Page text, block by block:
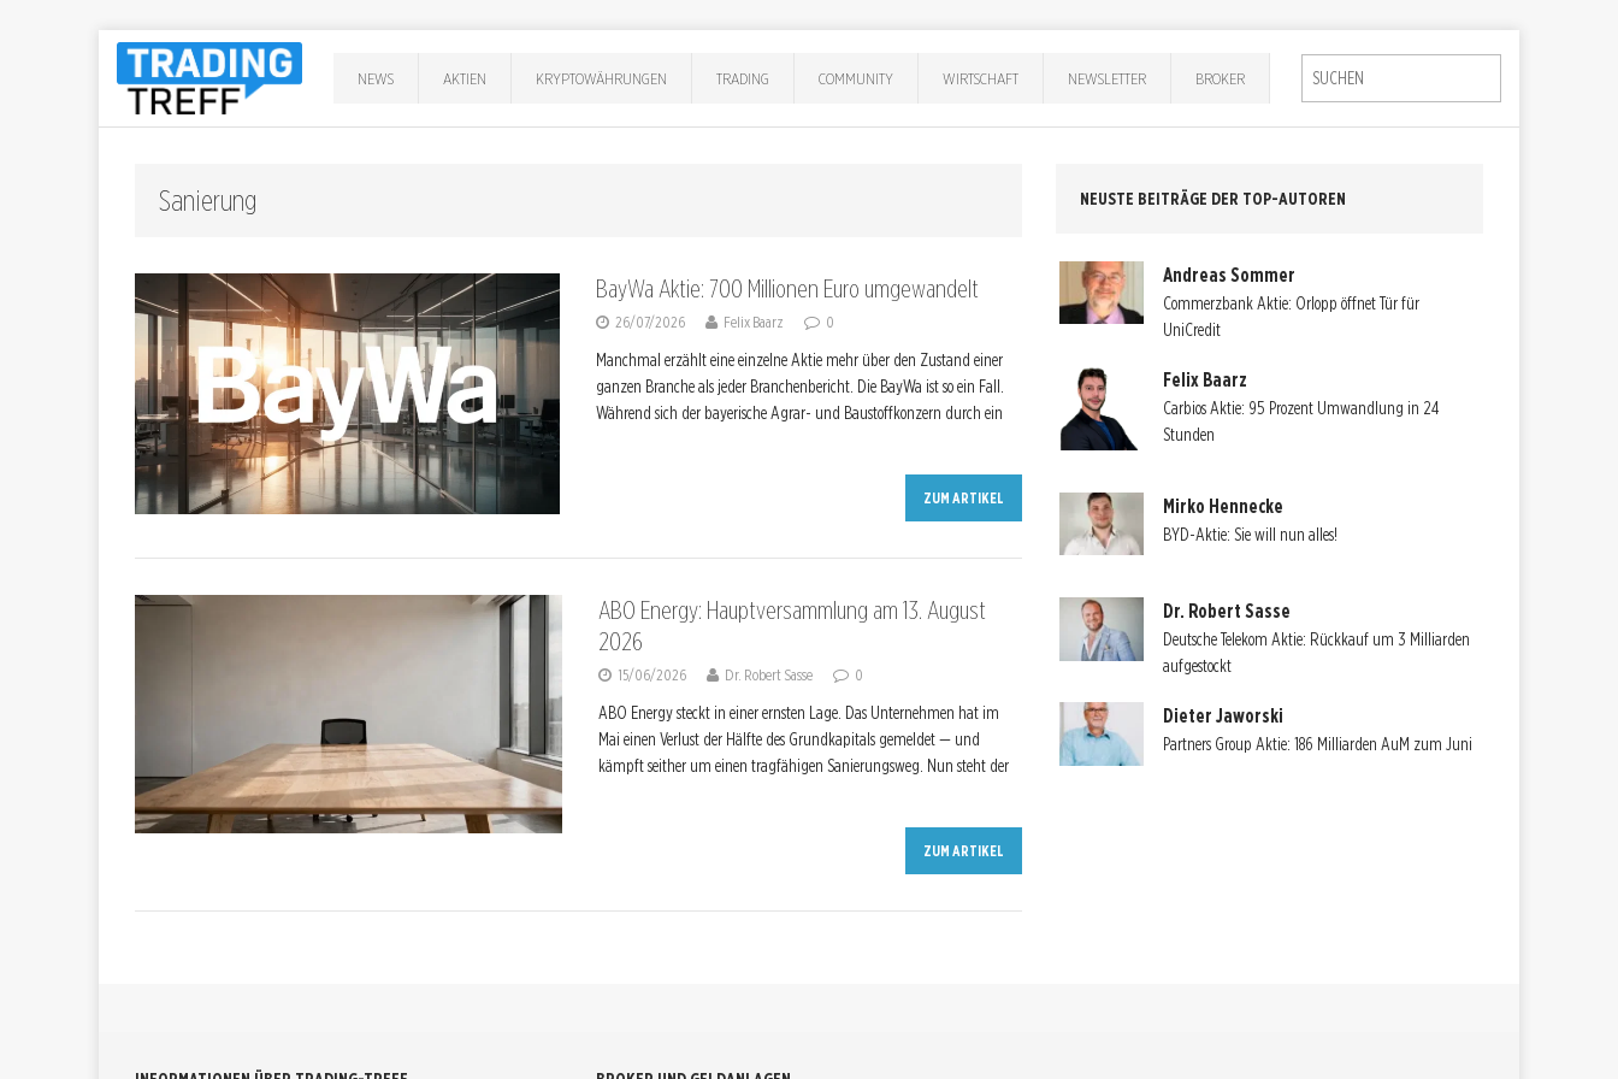
NEWS AKTIEN KRYPTOWÄHRUNGEN TRADING COMMUNITY WIRTSCHAFT NEWSLETTER BROKER
Sanierung
BayWa Aktie: 700 Millionen Euro umgewandelt
26/07/2026 Felix Baarz 0
Manchmal erzählt eine einzelne Aktie mehr über den Zustand einer
ganzen Branche als jeder Branchenbericht. Die BayWa ist so ein Fall.
Während sich der bayerische Agrar- und Baustoffkonzern durch ein
ZUM ARTIKEL
ABO Energy: Hauptversammlung am 13. August
2026
15/06/2026 Dr. Robert Sasse 0
ABO Energy steckt in einer ernsten Lage. Das Unternehmen hat im
Mai einen Verlust der Hälfte des Grundkapitals gemeldet — und
kämpft seither um einen tragfähigen Sanierungsweg. Nun steht der
ZUM ARTIKEL
NEUSTE BEITRÄGE DER TOP-AUTOREN
Andreas Sommer
Commerzbank Aktie: Orlopp öffnet Tür für
UniCredit
Felix Baarz
Carbios Aktie: 95 Prozent Umwandlung in 24
Stunden
Mirko Hennecke
BYD-Aktie: Sie will nun alles!
Dr. Robert Sasse
Deutsche Telekom Aktie: Rückkauf um 3 Milliarden
aufgestockt
Dieter Jaworski
Partners Group Aktie: 186 Milliarden AuM zum Juni